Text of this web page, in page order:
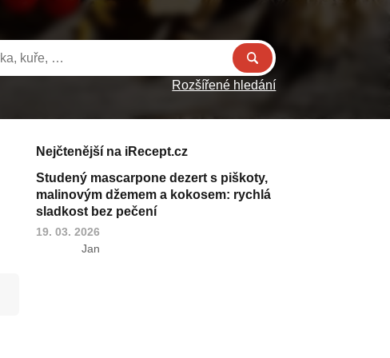
Rozšířené hledání
Nejčtenější na iRecept.cz
Studený mascarpone dezert s piškoty,
malinovým džemem a kokosem: rychlá
sladkost bez pečení
19. 03. 2026
Jan